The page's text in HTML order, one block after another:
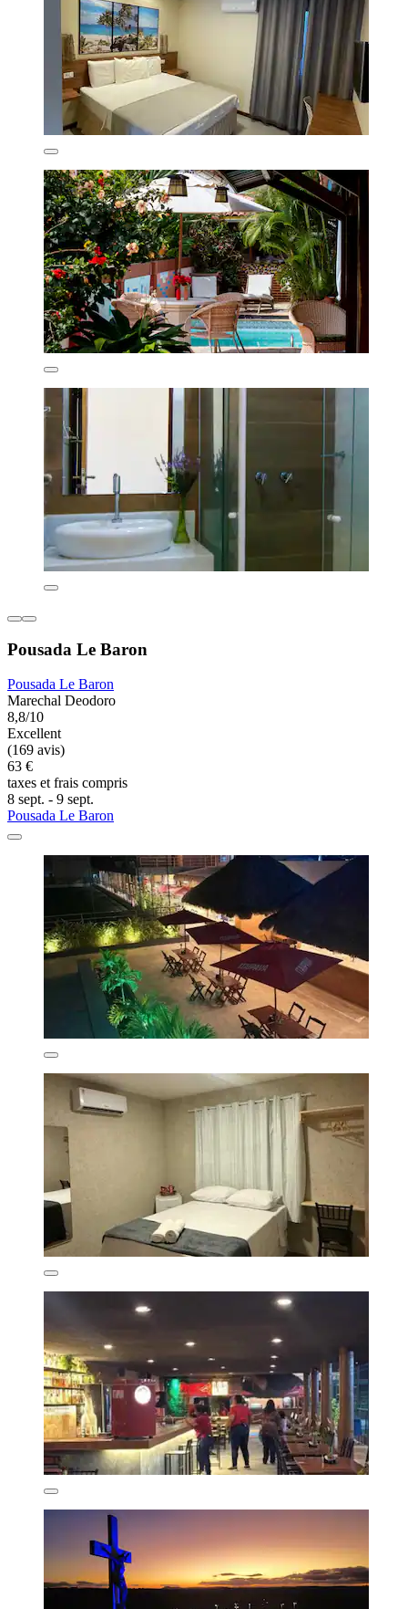
Pousada Le Baron
Pousada Le Baron
Marechal Deodoro
8,8/10
Excellent
(169 avis)
63 €
taxes et frais compris
8 sept. - 9 sept.
Pousada Le Baron